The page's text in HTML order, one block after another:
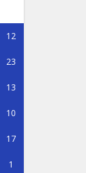
12
23
13
10
17
1